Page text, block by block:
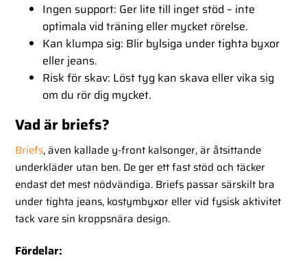
Ingen support: Ger lite till inget stöd – inte
optimala vid träning eller mycket rörelse.
Kan klumpa sig: Blir bylsiga under tighta byxor
eller jeans.
Risk för skav: Löst tyg kan skava eller vika sig
om du rör dig mycket.
Vad är briefs?
Briefs, även kallade y-front kalsonger, är åtsittande
underkläder utan ben. De ger ett fast stöd och täcker
endast det mest nödvändiga. Briefs passar särskilt bra
under tighta jeans, kostymbyxor eller vid fysisk aktivitet
tack vare sin kroppsnära design.
Fördelar: